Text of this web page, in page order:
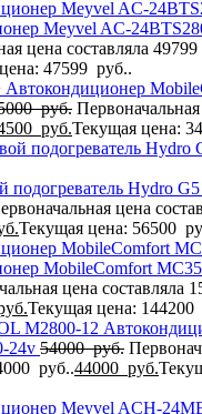
Meyvel AC-
цена составляла
47599 руб..
Автокондиционер
руб.
руб.Текущая цена:
подогреватель Hydro
цена
Текущая цена: 56500
MobileComfort
цена составляла
Текущая цена: 144200
24v 54000руб.
руб..44000 руб.